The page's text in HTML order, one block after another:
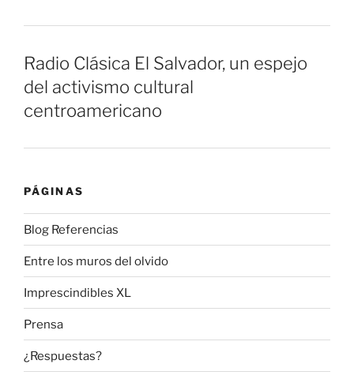
Radio Clásica El Salvador, un espejo
del activismo cultural
centroamericano
PÁGINAS
Blog Referencias
Entre los muros del olvido
Imprescindibles XL
Prensa
¿Respuestas?